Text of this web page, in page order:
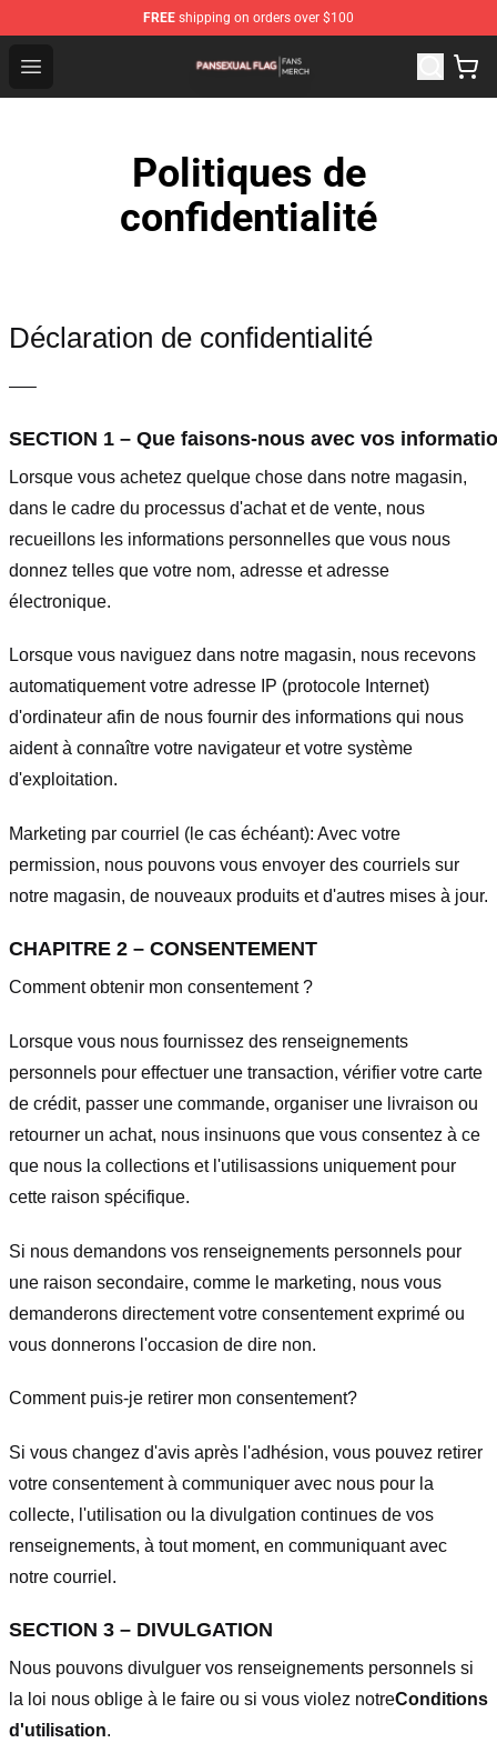
FREE shipping on orders over $100
Open menu
Pansexual Flag Shop - Official Pansexual Flag
Politiques de
confidentialité
Déclaration de confidentialité
—–
SECTION 1 – Que faisons-nous avec vos
Lorsque vous achetez quelque chose dans notre magasin,
dans le cadre du processus d'achat et de vente, nous
recueillons les informations personnelles que vous nous
donnez telles que votre nom, adresse et adresse
électronique.
Lorsque vous naviguez dans notre magasin, nous recevons
automatiquement votre adresse IP (protocole Internet)
d'ordinateur afin de nous fournir des informations qui nous
aident à connaître votre navigateur et votre système
d'exploitation.
Marketing par courriel (le cas échéant): Avec votre
permission, nous pouvons vous envoyer des courriels sur
notre magasin, de nouveaux produits et d'autres mises à jour.
CHAPITRE 2 – CONSENTEMENT
Comment obtenir mon consentement ?
Lorsque vous nous fournissez des renseignements
personnels pour effectuer une transaction, vérifier votre carte
de crédit, passer une commande, organiser une livraison ou
retourner un achat, nous insinuons que vous consentez à ce
que nous la collections et l'utilisassions uniquement pour
cette raison spécifique.
Si nous demandons vos renseignements personnels pour
une raison secondaire, comme le marketing, nous vous
demanderons directement votre consentement exprimé ou
vous donnerons l'occasion de dire non.
Comment puis-je retirer mon consentement?
Si vous changez d'avis après l'adhésion, vous pouvez retirer
votre consentement à communiquer avec nous pour la
collecte, l'utilisation ou la divulgation continues de vos
renseignements, à tout moment, en communiquant avec
notre courriel.
SECTION 3 – DIVULGATION
Nous pouvons divulguer vos renseignements personnels si
la loi nous oblige à le faire ou si vous violez notreConditions
d'utilisation.